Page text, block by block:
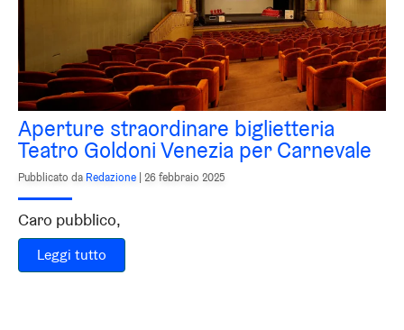
Aperture straordinare biglietteria
Teatro Goldoni Venezia per Carnevale
Pubblicato da Redazione 26 febbraio 2025
Caro pubblico,
Leggi tutto